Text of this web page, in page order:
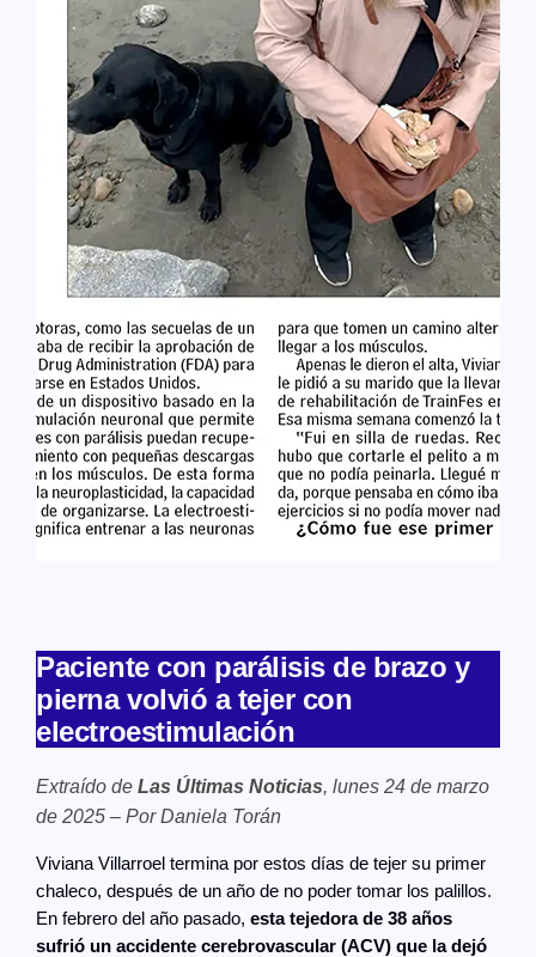
Paciente con parálisis de brazo y
pierna volvió a tejer con
electroestimulación
Extraído deLas Últimas Noticias, lunes 24 de marzo
de 2025 – Por Daniela Torán
Viviana Villarroel termina por estos días de tejer su primer
chaleco, después de un año de no poder tomar los palillos.
En febrero del año pasado,esta tejedora de 38 años
sufrió un accidente cerebrovascular (ACV) que la dejó